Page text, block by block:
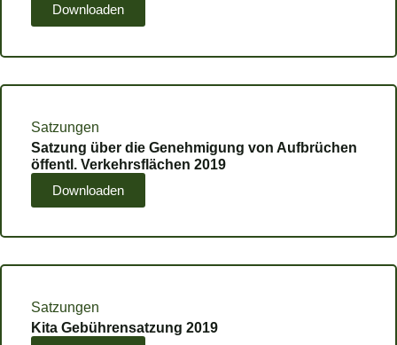
Downloaden
Satzungen
Satzung über die Genehmigung von Aufbrüchen
öffentl. Verkehrsflächen 2019
Downloaden
Satzungen
Kita Gebührensatzung 2019